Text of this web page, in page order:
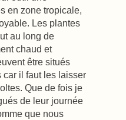
en zone tropicale,
Les plantes
au long de
chaud et
être situés
il faut les laisser
Que de fois je
de leur journée
que nous